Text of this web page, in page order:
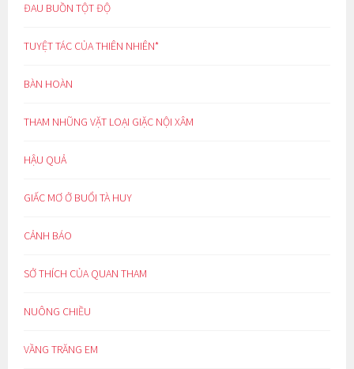
ĐAU BUỒN TỘT ĐỘ
TUYỆT TÁC CỦA THIÊN NHIÊN*
BÀN HOÀN
THAM NHŨNG VẶT LOẠI GIẶC NỘI XÂM
HẬU QUẢ
GIẤC MƠ Ở BUỔI TÀ HUY
CẢNH BÁO
SỞ THÍCH CỦA QUAN THAM
NUÔNG CHIỀU
VẦNG TRĂNG EM